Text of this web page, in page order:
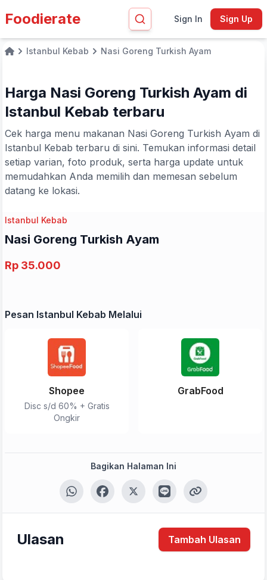
Foodierate Sign In Sign Up
HomeIstanbul Kebab Nasi Goreng Turkish Ayam
Harga Nasi Goreng Turkish Ayam di
Istanbul Kebab terbaru
Cek harga menu makanan Nasi Goreng Turkish Ayam di
Istanbul Kebab terbaru di sini. Temukan informasi detail
setiap varian, foto produk, serta harga update untuk
memudahkan Anda memilih dan memesan sebelum
datang ke lokasi.
Istanbul Kebab
Nasi Goreng Turkish Ayam
Rp 35.000
Pesan Istanbul Kebab Melalui
Shopee
Disc s/d 60% + Gratis
Ongkir
GrabFood
Bagikan Halaman Ini
Ulasan Tambah Ulasan